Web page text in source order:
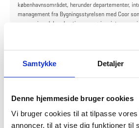
Samtykke Detaljer
Denne hjemmeside bruger cookies
Vi bruger cookies til at tilpasse vores
annoncer, til at vise dig funktioner til
københavnsområdet, herunder departementer,
management fra Bygningsstyrelsen med Coor
syv serviceydelser kantine, rengøring, intern
Læs mere i nyheden
Driftsstarten nærmer sig
21.4.2022